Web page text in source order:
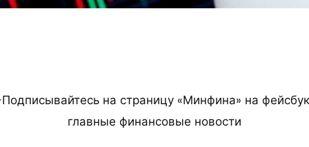
на страницу «Минфина» на
главные финансовые новости